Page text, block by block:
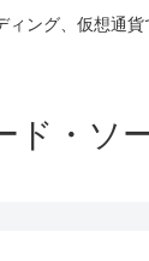
ング、仮想通
ド・ソ